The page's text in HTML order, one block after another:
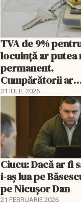
TVA de 9%
locuință ar putea
permanent.
Cumpărătorii ar
economisi zeci
31 IULIE 2026
Ciucu: Dacă ar fi
i-aș lua pe
pe Nicușor Dan
21 FEBRUARIE 2026